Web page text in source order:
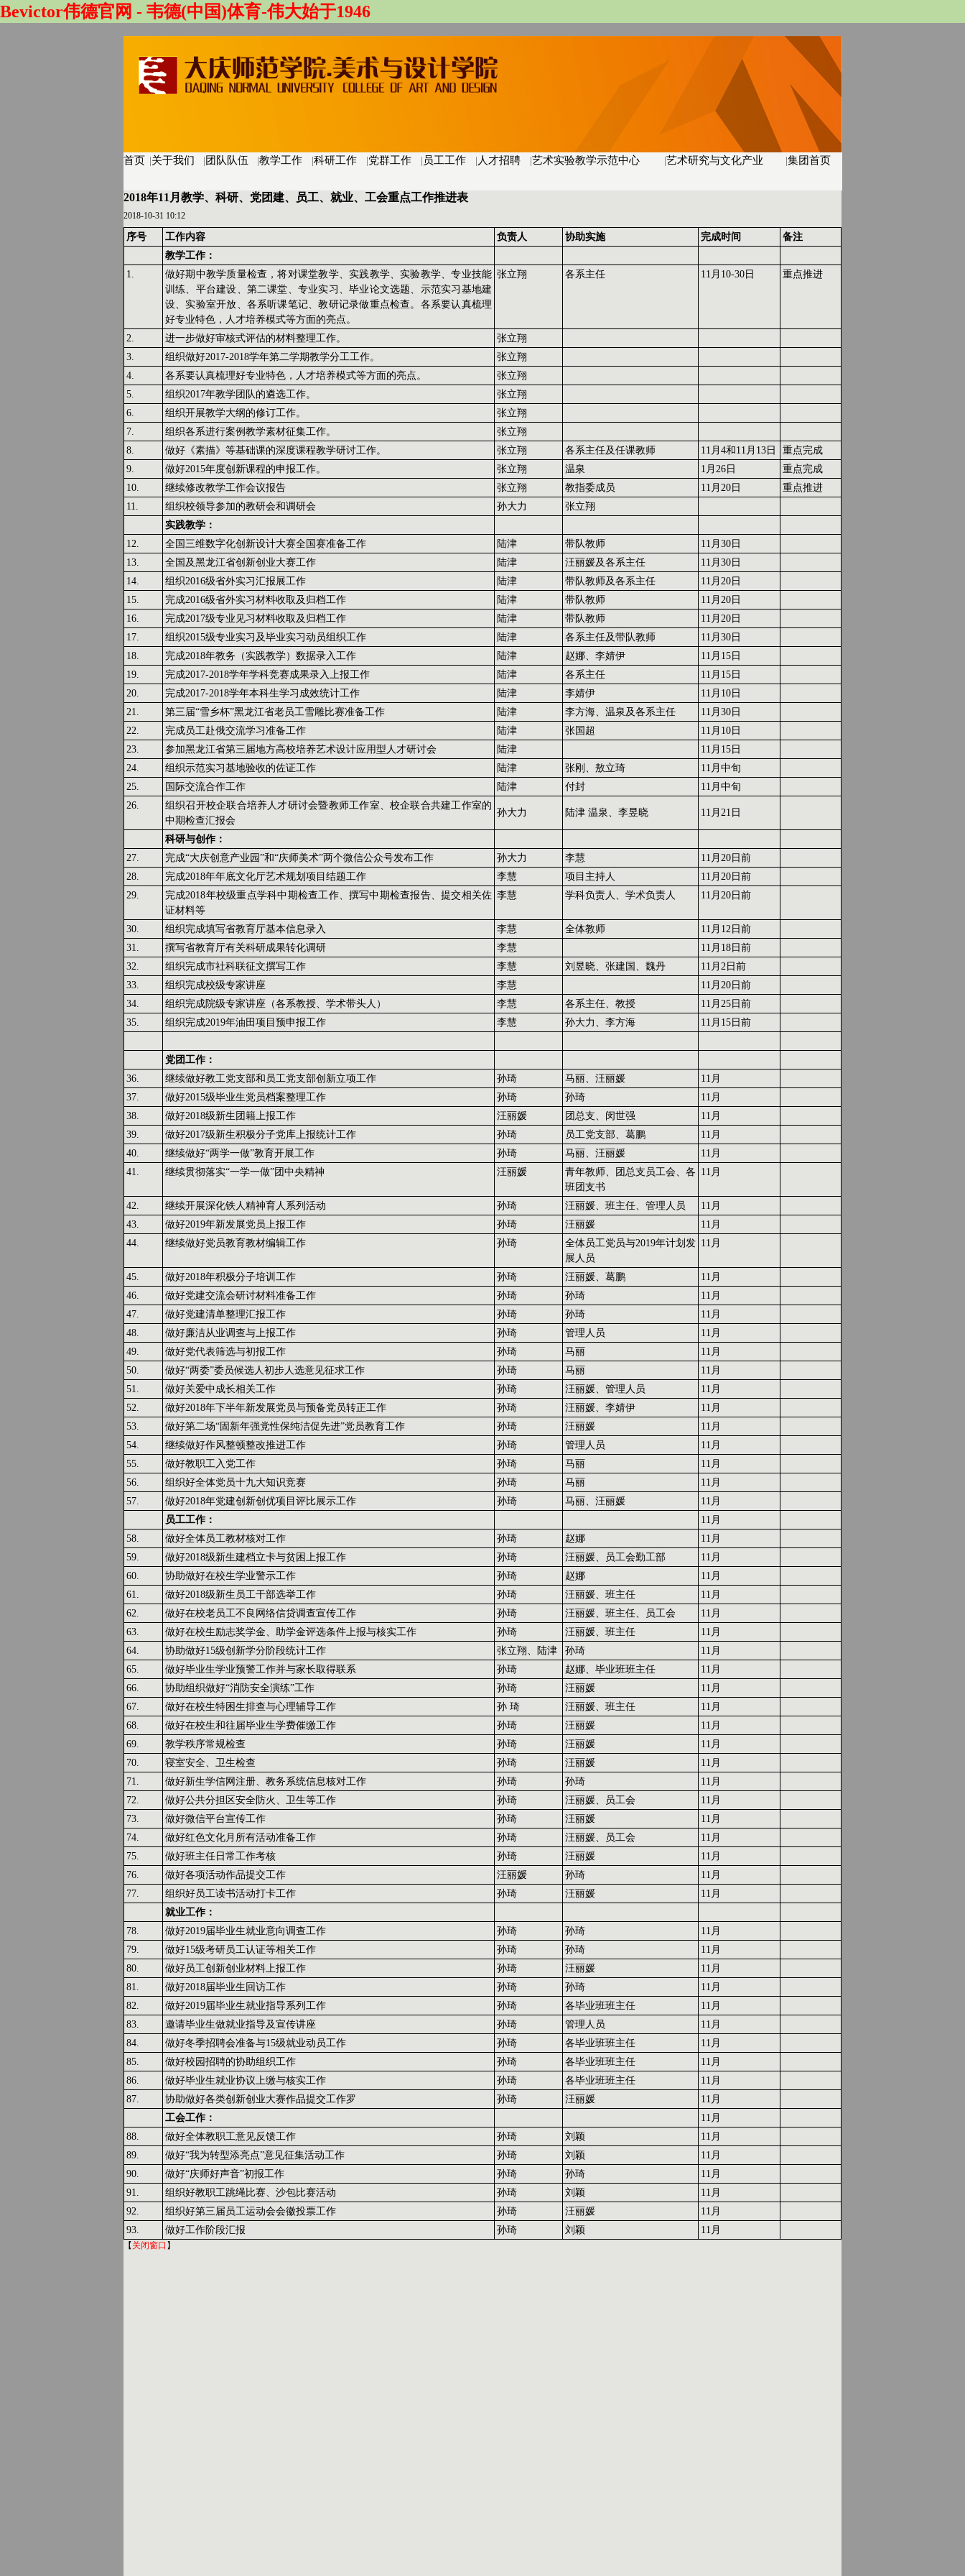
Bevictor伟德官网 - 韦德(中国)体育-伟大始于1946
首页 |关于我们 |团队队伍 |教学工作 |科研工作 |党群工作 | 员工工作 | 人才招聘 |艺术实验教学示范中心 |艺术研究与文化产业 |集团首页
2018年11月教学、科研、党团建、员工、就业、工会重点工作推进表
2018-10-31 10:12
序号 工作内容 负责人 协助实施 完成时间
备注
教学工作：
1.
做好期中教学质量检查，将对课堂教学、实践教学、实验教学、专业技能
训练、平台建设、第二课堂、专业实习、毕业论文选题、示范实习基地建
设、实验室开放、各系听课笔记、教研记录做重点检查。各系要认真梳理
好专业特色，人才培养模式等方面的亮点。
张立翔 各系主任 11月10-30日 重点推进
2. 进一步做好审核式评估的材料整理工作。
张立翔
3.
组织做好2017-2018学年第二学期教学分工工作。
张立翔
4.
各系要认真梳理好专业特色，人才培养模式等方面的亮点。
张立翔
5.
组织2017年教学团队的遴选工作。
张立翔
6.
组织开展教学大纲的修订工作。
张立翔
7.
组织各系进行案例教学素材征集工作。
张立翔
8.
做好《素描》等基础课的深度课程教学研讨工作。 张立翔 各系主任及任课教师 11月4和11月13日
重点完成
9.
做好2015年度创新课程的申报工作。 张立翔 温泉 1月26日
重点完成
10.
继续修改教学工作会议报告 张立翔 教指委成员 11月20日
重点推进
11.
组织校领导参加的教研会和调研会 孙大力
张立翔
实践教学：
12.
全国三维数字化创新设计大赛全国赛准备工作 陆津 带队教师
11月30日
13.
全国及黑龙江省创新创业大赛工作 陆津 汪丽媛及各系主任
11月30日
14.
组织2016级省外实习汇报展工作 陆津 带队教师及各系主任
11月20日
15.
完成2016级省外实习材料收取及归档工作 陆津 带队教师
11月20日
16.
完成2017级专业见习材料收取及归档工作 陆津 带队教师
11月20日
17.
组织2015级专业实习及毕业实习动员组织工作 陆津 各系主任及带队教师
11月30日
18.
完成2018年教务（实践教学）数据录入工作 陆津 赵娜、李婧伊
11月15日
19.
完成2017-2018学年学科竞赛成果录入上报工作 陆津 各系主任
11月15日
20.
完成2017-2018学年本科生学习成效统计工作 陆津 李婧伊
11月10日
21.
第三届“雪乡杯”黑龙江省老员工雪雕比赛准备工作 陆津 李方海、温泉及各系主任
11月30日
22.
完成员工赴俄交流学习准备工作 陆津 张国超
11月10日
23.
参加黑龙江省第三届地方高校培养艺术设计应用型人才研讨会 陆津
11月15日
24.
组织示范实习基地验收的佐证工作 陆津 张刚、敖立琦
11月中旬
25.
国际交流合作工作 陆津 付封
11月中旬
26.
组织召开校企联合培养人才研讨会暨教师工作室、校企联合共建工作室的
中期检查汇报会
孙大力 陆津 温泉、李昱晓 11月21日
科研与创作：
27.
完成“大庆创意产业园”和“庆师美术”两个微信公众号发布工作 孙大力 李慧
11月20日前
28.
完成2018年年底文化厅艺术规划项目结题工作 李慧 项目主持人
11月20日前
29.
完成2018年校级重点学科中期检查工作、撰写中期检查报告、提交相关佐
证材料等
李慧 学科负责人、学术负责人 11月20日前
30. 组织完成填写省教育厅基本信息录入 李慧 全体教师
11月12日前
31.
撰写省教育厅有关科研成果转化调研 李慧
11月18日前
32.
组织完成市社科联征文撰写工作 李慧 刘昱晓、张建国、魏丹
11月2日前
33.
组织完成校级专家讲座 李慧
11月20日前
34.
组织完成院级专家讲座（各系教授、学术带头人） 李慧 各系主任、教授
11月25日前
35.
组织完成2019年油田项目预申报工作 李慧 孙大力、李方海 11月15日前
党团工作：
36.
继续做好教工党支部和员工党支部创新立项工作 孙琦 马丽、汪丽媛
11月
37.
做好2015级毕业生党员档案整理工作 孙琦 孙琦
11月
38.
做好2018级新生团籍上报工作 汪丽媛 团总支、闵世强
11月
39.
做好2017级新生积极分子党库上报统计工作 孙琦 员工党支部、葛鹏
11月
40.
继续做好“两学一做”教育开展工作 孙琦 马丽、汪丽媛
11月
41.
继续贯彻落实“一学一做”团中央精神 汪丽媛
青年教师、团总支员工会、各
班团支书
11月
42. 继续开展深化铁人精神育人系列活动 孙琦 汪丽媛、班主任、管理人员
11月
43.
做好2019年新发展党员上报工作 孙琦 汪丽媛
11月
44.
继续做好党员教育教材编辑工作 孙琦
全体员工党员与2019年计划发
展人员
11月
45. 做好2018年积极分子培训工作 孙琦 汪丽媛、葛鹏
11月
46.
做好党建交流会研讨材料准备工作 孙琦 孙琦
11月
47.
做好党建清单整理汇报工作 孙琦 孙琦
11月
48.
做好廉洁从业调查与上报工作 孙琦 管理人员
11月
49.
做好党代表筛选与初报工作 孙琦 马丽
11月
50.
做好“两委”委员候选人初步人选意见征求工作 孙琦 马丽
11月
51.
做好关爱中成长相关工作 孙琦 汪丽媛、管理人员
11月
52.
做好2018年下半年新发展党员与预备党员转正工作 孙琦 汪丽媛、李婧伊
11月
53.
做好第二场“固新年强党性保纯洁促先进”党员教育工作 孙琦 汪丽媛
11月
54.
继续做好作风整顿整改推进工作 孙琦 管理人员
11月
55.
做好教职工入党工作 孙琦 马丽
11月
56.
组织好全体党员十九大知识竞赛 孙琦 马丽
11月
57.
做好2018年党建创新创优项目评比展示工作 孙琦 马丽、汪丽媛
11月
员工工作：
11月
58.
做好全体员工教材核对工作 孙琦 赵娜
11月
59.
做好2018级新生建档立卡与贫困上报工作 孙琦 汪丽媛、员工会勤工部
11月
60.
协助做好在校生学业警示工作 孙琦 赵娜
11月
61.
做好2018级新生员工干部选举工作 孙琦 汪丽媛、班主任
11月
62.
做好在校老员工不良网络信贷调查宣传工作 孙琦 汪丽媛、班主任、员工会
11月
63.
做好在校生励志奖学金、助学金评选条件上报与核实工作 孙琦 汪丽媛、班主任
11月
64.
协助做好15级创新学分阶段统计工作 张立翔、陆津 孙琦
11月
65.
做好毕业生学业预警工作并与家长取得联系 孙琦 赵娜、毕业班班主任
11月
66.
协助组织做好“消防安全演练”工作 孙琦 汪丽媛
11月
67.
做好在校生特困生排查与心理辅导工作 孙 琦 汪丽媛、班主任
11月
68.
做好在校生和往届毕业生学费催缴工作 孙琦 汪丽媛
11月
69.
教学秩序常规检查 孙琦 汪丽媛
11月
70.
寝室安全、卫生检查 孙琦 汪丽媛
11月
71.
做好新生学信网注册、教务系统信息核对工作 孙琦 孙琦
11月
72.
做好公共分担区安全防火、卫生等工作 孙琦 汪丽媛、员工会
11月
73.
做好微信平台宣传工作 孙琦 汪丽媛
11月
74.
做好红色文化月所有活动准备工作 孙琦 汪丽媛、员工会
11月
75.
做好班主任日常工作考核 孙琦 汪丽媛
11月
76.
做好各项活动作品提交工作 汪丽媛 孙琦
11月
77.
组织好员工读书活动打卡工作 孙琦 汪丽媛
11月
就业工作：
78.
做好2019届毕业生就业意向调查工作 孙琦 孙琦
11月
79.
做好15级考研员工认证等相关工作 孙琦 孙琦
11月
80.
做好员工创新创业材料上报工作 孙琦 汪丽媛
11月
81.
做好2018届毕业生回访工作 孙琦 孙琦
11月
82.
做好2019届毕业生就业指导系列工作 孙琦 各毕业班班主任
11月
83.
邀请毕业生做就业指导及宣传讲座 孙琦 管理人员
11月
84.
做好冬季招聘会准备与15级就业动员工作 孙琦 各毕业班班主任
11月
85.
做好校园招聘的协助组织工作 孙琦 各毕业班班主任
11月
86.
做好毕业生就业协议上缴与核实工作 孙琦 各毕业班班主任
11月
87.
协助做好各类创新创业大赛作品提交工作罗 孙琦 汪丽媛
11月
工会工作：
11月
88.
做好全体教职工意见反馈工作 孙琦 刘颖
11月
89.
做好“我为转型添亮点”意见征集活动工作 孙琦 刘颖
11月
90.
做好“庆师好声音”初报工作 孙琦 孙琦
11月
91.
组织好教职工跳绳比赛、沙包比赛活动 孙琦 刘颖
11月
92.
组织好第三届员工运动会会徽投票工作 孙琦 汪丽媛
11月
93.
做好工作阶段汇报 孙琦 刘颖 11月
【 关闭窗口 】